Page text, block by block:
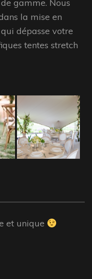
gamme. Nous
la mise en
dépasse votre
tentes stretch
et unique